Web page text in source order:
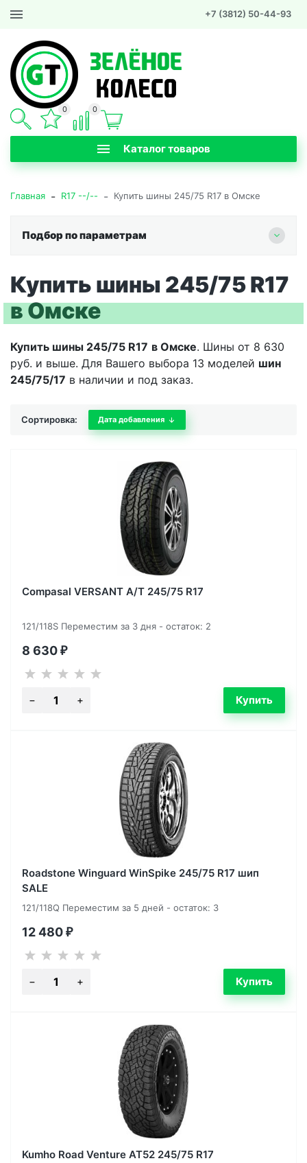
+7 (3812) 50-44-93
Каталог товаров
0 0
Главная - R17 --/-- - Купить шины 245/75 R17 в Омске
Подбор по параметрам
Купить шины 245/75 R17
в Омске
Купить шины 245/75 R17 в Омске. Шины от 8 630
руб. и выше. Для Вашего выбора 13 моделей шин
245/75/17 в наличии и под заказ.
Сортировка: Дата добавления
Compasal VERSANT A/T 245/75 R17
121/118S Переместим за 3 дня - остаток: 2
8 630 ₽
Roadstone Winguard WinSpike 245/75 R17 шип
SALE
121/118Q Переместим за 5 дней - остаток: 3
12 480 ₽
Kumho Road Venture AT52 245/75 R17